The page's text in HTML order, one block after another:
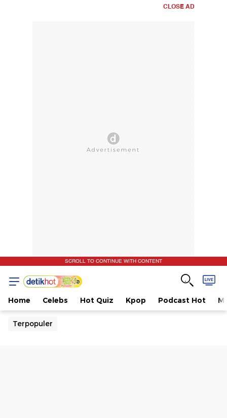
CLOSE AD
SCROLL TO CONTINUE WITH CONTENT
Home Celebs Hot Quiz Kpop Podcast Hot
Terpopuler